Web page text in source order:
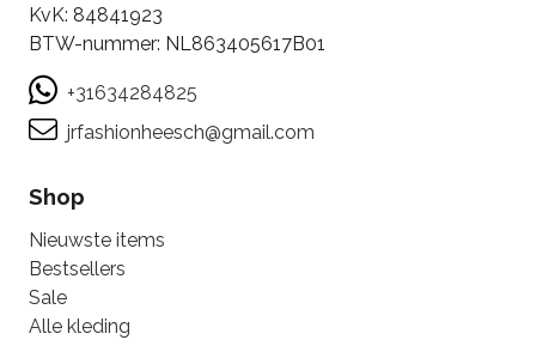
KvK: 84841923
BTW-nummer: NL863405617B01
+31634284825
jrfashionheesch@gmail.com
Shop
Nieuwste items
Bestsellers
Sale
Alle kleding